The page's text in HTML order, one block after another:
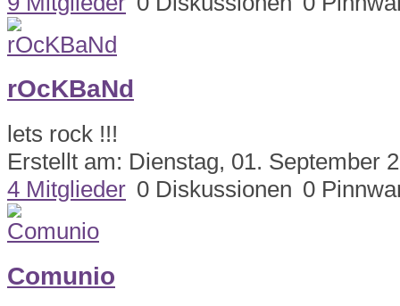
rOcKBaNd
lets rock !!!
Erstellt am: Dienstag, 01. September
4 Mitglieder 0 Diskussionen 0
Comunio